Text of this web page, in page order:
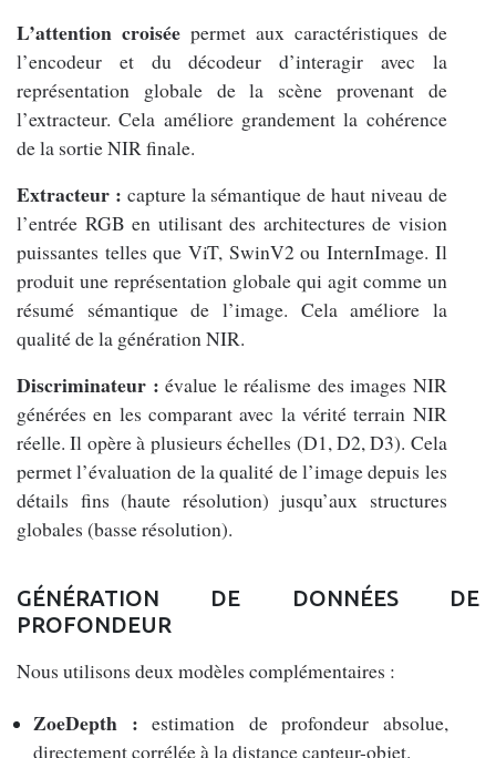
L’attention croiséepermet aux caractéristiques de
l’encodeur et du décodeur d’interagir avec la
représentation globale de la scène provenant de
l’extracteur. Cela améliore grandement la cohérence
de la sortie NIR finale.
Extracteur : capture la sémantique de haut niveau de
l’entrée RGB en utilisant des architectures de vision
puissantes telles que ViT, SwinV2 ou InternImage. Il
produit une représentation globale qui agit comme un
résumé sémantique de l’image. Cela améliore la
qualité de la génération NIR.
Discriminateur : évalue le réalisme des images NIR
générées en les comparant avec la vérité terrain NIR
réelle. Il opère à plusieurs échelles (D1, D2, D3). Cela
permet l’évaluation de la qualité de l’image depuis les
détails fins (haute résolution) jusqu’aux structures
globales (basse résolution).
GÉNÉRATION DE DONNÉES DE
PROFONDEUR
Nous utilisons deux modèles complémentaires :
ZoeDepth : estimation de profondeur absolue,
directement corrélée à la distance capteur-objet.